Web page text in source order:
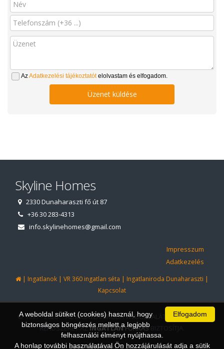
AzAdatkezelési tájékoztatótelolvastam és elfogadom.
Üzenet küldése
Skyline Homes
2330 Dunaharaszti fő út 87
+36 30 283-4313
info.skylinehomes@gmail.com
Impresszum
Adatkezelés
| Ingatlanok | VR 360 ingatlan séta | Ingatlaniroda Dunaharaszti |
Kapcsolat
© 1997 - 2026 AZ INGATLANIRODA WEBOLDALÁT ÉS ÜGYVITELI
RENDSZERÉT AZINGATLANFORRÁSBIZTOSÍTJA.
Elfogadom
A weboldal sütiket (cookies) használ, hogy
biztonságos böngészés mellett a legjobb
felhasználói élményt nyújthassa.
A honlap további használatával Ön hozzájárulását adja a sütik